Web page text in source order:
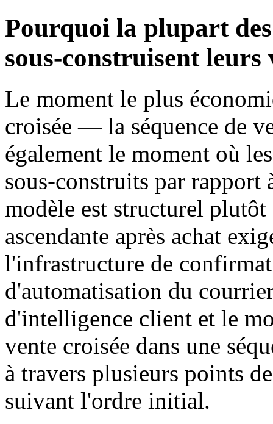
Pourquoi la plupart
sous-construisent leurs
Le moment le plus
croisée — la séquence de
également le moment où
sous-construits par rapport
modèle est structurel plutôt
ascendante après achat
l'infrastructure de
d'automatisation du
d'intelligence client et le
vente croisée dans une
à travers plusieurs points
suivant l'ordre initial.